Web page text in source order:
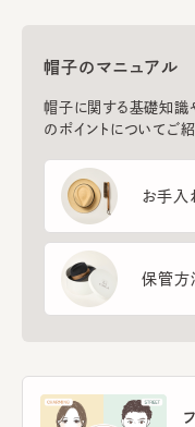
帽子のマニュアル
帽子に関する基礎知識
のポイントについてご紹
お手入
保管方